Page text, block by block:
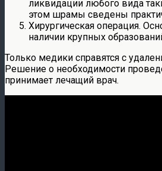
ликвидации любого вида
этом шрамы сведены
Хирургическая операция.
наличии крупных
Только медики справятся с
Решение о необходимости
принимает лечащий врач.